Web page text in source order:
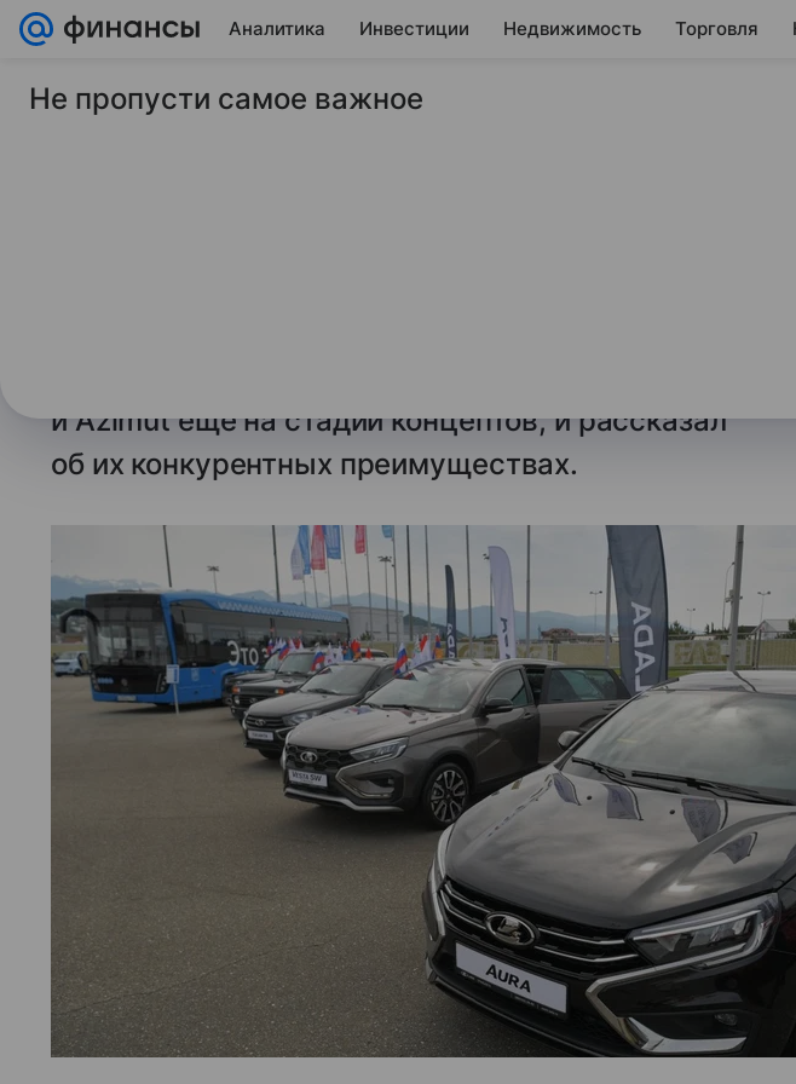
Аналитика Инвестиции Недвижимость Торговля
7 сентября 2025 © РИА Новости
Алиханов рассказал о
. Глава
Антон Алиханов в интервью РИА Новости в
заявил, что познакомился с новинками
и Azimut еще на стадии концептов, и рассказал
об их конкурентных преимуществах.
Не пропусти самое важное